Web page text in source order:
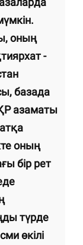
оның
-
базада
азаматы
оның
бір рет
түрде
өкілі